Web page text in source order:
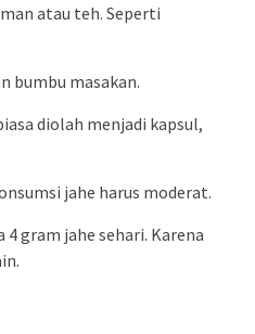
atau teh. Seperti
bumbu masakan.
diolah menjadi kapsul,
jahe harus moderat.
gram jahe sehari. Karena